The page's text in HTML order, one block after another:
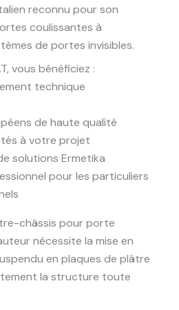
reconnu pour son
coulissantes à
de portes invisibles.
vous bénéficiez :
technique
de haute qualité
à votre projet
solutions Ermetika
pour les particuliers
châssis pour porte
nécessite la mise en
en plaques de plâtre
la structure toute